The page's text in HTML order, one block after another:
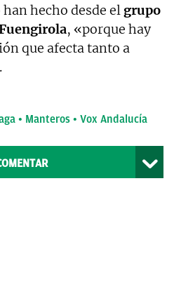
hecho desde el grupo
, «porque hay
que afecta tanto a
Manteros Vox Andalucía